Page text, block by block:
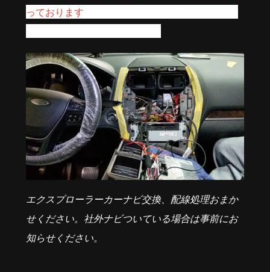
っております
エクスプローラーカーナビ交換、配線処理おまか
せください。社外ナビついている場合は事前にお
知らせください。